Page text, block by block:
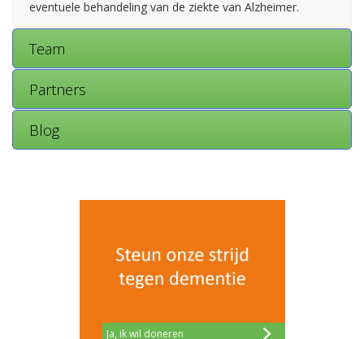
eventuele behandeling van de ziekte van Alzheimer.
Team
Partners
Blog
Ja, ik wil doneren